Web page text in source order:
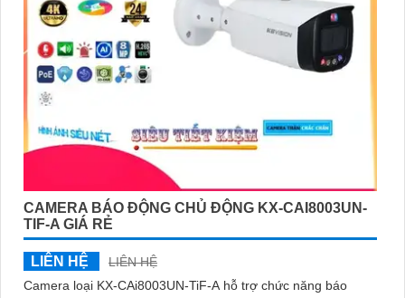
CAMERA BÁO ĐỘNG CHỦ ĐỘNG KX-CAI8003UN-
TIF-A GIÁ RẺ
LIÊN HỆ
LIÊN HỆ
Camera loại KX-CAi8003UN-TiF-A hỗ trợ chức năng báo